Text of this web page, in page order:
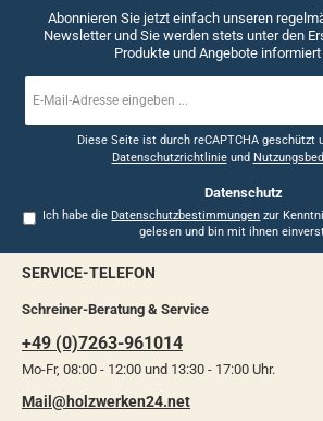
Abonnieren Sie jetzt einfach unseren
Newsletter und Sie werden stets unter den
Produkte und Angebote
Mail-
Diese Seite ist durch reCAPTCHA geschützt
Datenschutzrichtlinieund
Datenschutz
Ich habe die Datenschutzbestimmungen zur
gelesen und bin mit ihnen
SERVICE-TELEFON
Schreiner-Beratung & Service
+49 (0)7263-961014
Mo-Fr, 08:00 - 12:00 und 13:30 - 17:00 Uhr.
Mail@holzwerken24.net